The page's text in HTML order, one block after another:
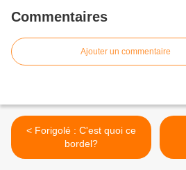
Commentaires
Ajouter un commentaire
< Forigolé : C'est quoi ce
bordel?